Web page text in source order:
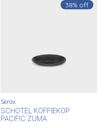
38% off
Serax
SCHOTEL KOFFIEKOP
PACIFIC ZUMA